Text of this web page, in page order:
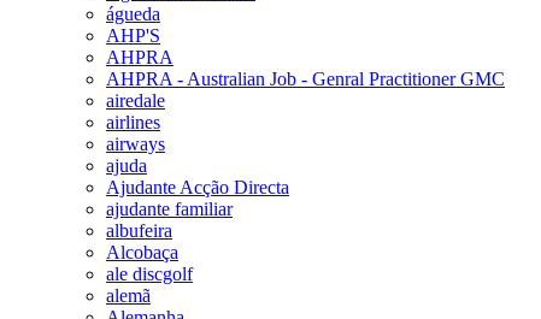
águeda
AHP'S
AHPRA
AHPRA - Australian Job - Genral Practitioner GMC
airedale
airlines
airways
ajuda
Ajudante Acção Directa
ajudante familiar
albufeira
Alcobaça
ale discgolf
alemã